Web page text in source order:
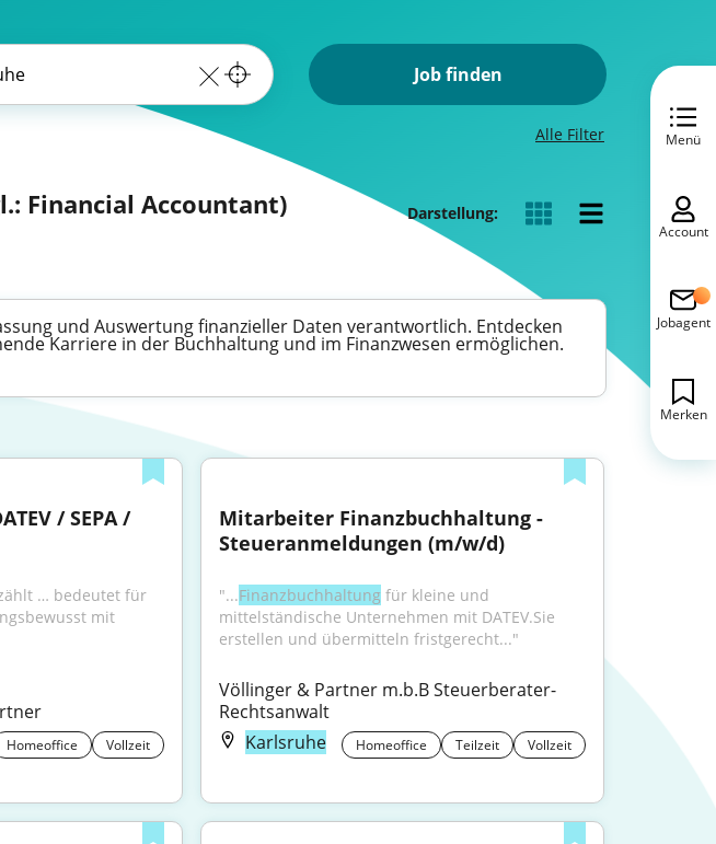
Job finden
Alle Filter
Financial Accountant) Darstellung:
und Auswertung finanzieller Daten verantwortlich. Entdecken
Karriere in der Buchhaltung und im Finanzwesen ermöglichen.
/ SEPA /
… bedeutet für
mit
Homeoffice Vollzeit
Mitarbeiter Finanzbuchhaltung -
Steueranmeldungen (m/w/d)
"...Finanzbuchhaltung für kleine und
mittelständische Unternehmen mit DATEV.Sie
erstellen und übermitteln fristgerecht..."
Völlinger & Partner m.b.B Steuerberater-
Rechtsanwalt
Karlsruhe
Homeoffice Teilzeit Vollzeit
Menü
Account
Jobagent
Merken